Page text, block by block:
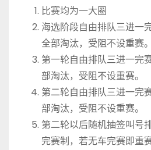
比赛均为一大圈
海选阶段自由排队三进一
全部淘汰，受阻不设重赛。
第一轮自由排队三进一完
部淘汰，受阻不设重赛。
第二轮自由排队三进一完
部淘汰，受阻不设重赛。
第二轮以后随机抽签叫号
完赛制，若无车完赛即重赛